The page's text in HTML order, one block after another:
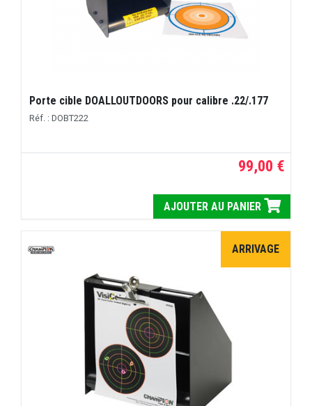
Porte cible DOALLOUTDOORS pour calibre .22/.177
Réf. : DOBT222
99,00 €
AJOUTER AU PANIER
ARRIVAGE